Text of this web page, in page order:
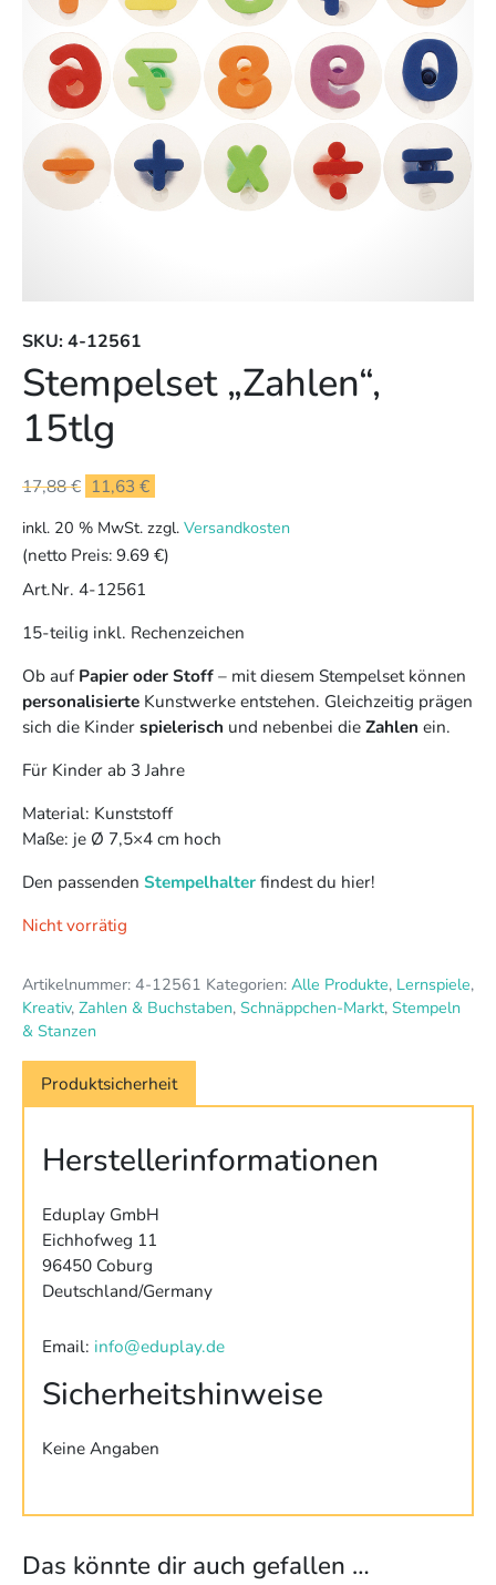
SKU: 4-12561
Stempelset „Zahlen“,
15tlg
17,88€ Ursprünglicher
war:
17,88 €
11,63 €
ist:
11,63 €.
inkl. 20 % MwSt. zzgl. Versandkosten
(netto Preis: 9.69 €)
Art.Nr. 4-12561
15-teilig inkl. Rechenzeichen
Ob aufPapier oder Stoff– mit diesem Stempelset können
personalisierte Kunstwerke entstehen. Gleichzeitig prägen
sich die Kinderspielerisch und nebenbei dieZahlen ein.
Für Kinder ab 3 Jahre
Material: Kunststoff
Maße: je Ø 7,5×4 cm hoch
Den passenden Stempelhalterfindest du hier!
Nicht vorrätig
Artikelnummer: 4-12561 Kategorien: Alle Produkte, Lernspiele,
Kreativ, Zahlen & Buchstaben, Schnäppchen-Markt, Stempeln
& Stanzen
Produktsicherheit
Herstellerinformationen
Eduplay GmbH
Eichhofweg 11
96450 Coburg
Deutschland/Germany
Email: info@eduplay.de
Sicherheitshinweise
Keine Angaben
Das könnte dir auch gefallen …